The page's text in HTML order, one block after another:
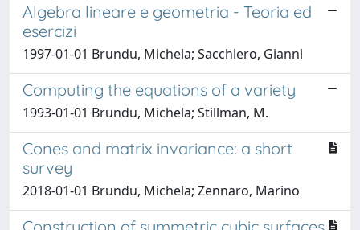
Algebra lineare e geometria - Teoria ed
esercizi
1997-01-01 Brundu, Michela; Sacchiero, Gianni
Computing the equations of a variety
1993-01-01 Brundu, Michela; Stillman, M.
Cones and matrix invariance: a short
survey
2018-01-01 Brundu, Michela; Zennaro, Marino